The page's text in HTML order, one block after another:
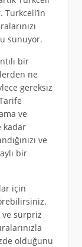
sunuyor.
bir
ne
gereksiz
ve
kadar
ve
bir
için
sürpriz
olduğunu